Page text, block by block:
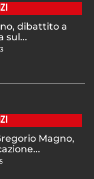
dibattito a
sul...
Magno,